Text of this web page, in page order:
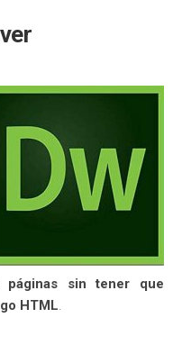
páginas sin tener que
HTML.